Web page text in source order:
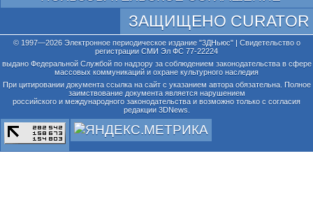
ЗАЩИЩЕНО CURATOR
© 1997—2026 Электронное периодическое издание "3ДНьюс" | Свидетельство о
регистрации СМИ Эл ФС 77-22224
выдано Федеральной Службой по надзору за соблюдением законодательства в сфере
массовых коммуникаций и охране культурного наследия
При цитировании документа ссылка на сайт с указанием автора обязательна. Полное
заимствование документа является нарушением
российского и международного законодательства и возможно только с согласия
редакции 3DNews.